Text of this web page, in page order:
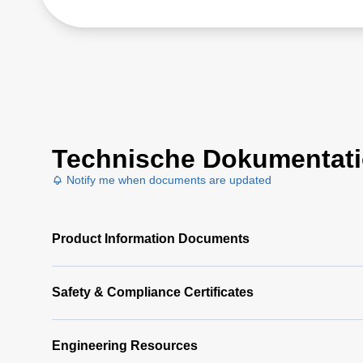
Technische
Notify me when documents are updated
Product Information Documents
Safety & Compliance Certificates
Engineering Resources